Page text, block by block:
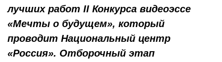
лучших работ II Конкурса видеоэссе
«Мечты о будущем», который
проводит Национальный центр
«Россия». Отборочный этап